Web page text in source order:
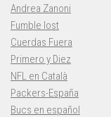
Andrea Zanoni
Fumble lost
Cuerdas Fuera
Primero y Diez
NFL en Català
Packers-España
Bucs en español